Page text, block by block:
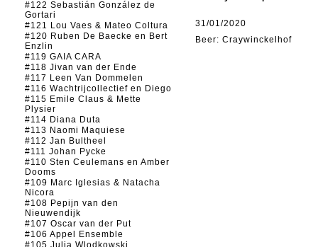
#122 Sebastián González de
Gortari
#121 Lou Vaes & Mateo Coltura
#120 Ruben De Baecke en Bert
Enzlin
#119 GAIA CARA
#118 Jivan van der Ende
#117 Leen Van Dommelen
#116 Wachtrijcollectief en Diego
#115 Emile Claus & Mette
Plysier
#114 Diana Duta
#113 Naomi Maquiese
#112 Jan Bultheel
#111 Johan Pycke
#110 Sten Ceulemans en Amber
Dooms
#109 Marc Iglesias & Natacha
Nicora
#108 Pepijn van den
Nieuwendijk
#107 Oscar van der Put
#106 Appel Ensemble
#105 Julia Wlodkowski
31/01/2020
Beer: Craywinckelhof